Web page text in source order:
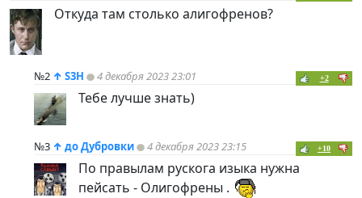
Откуда там столько алигофренов?
№2 ↑ S3H 4 декабря 2023 23:01 +2
Тебе лучше знать)
№3 ↑ до Дубровки 4 декабря 2023 23:15 +10
По правылам рускога изыка нужна
пейсать - Олигофрены .